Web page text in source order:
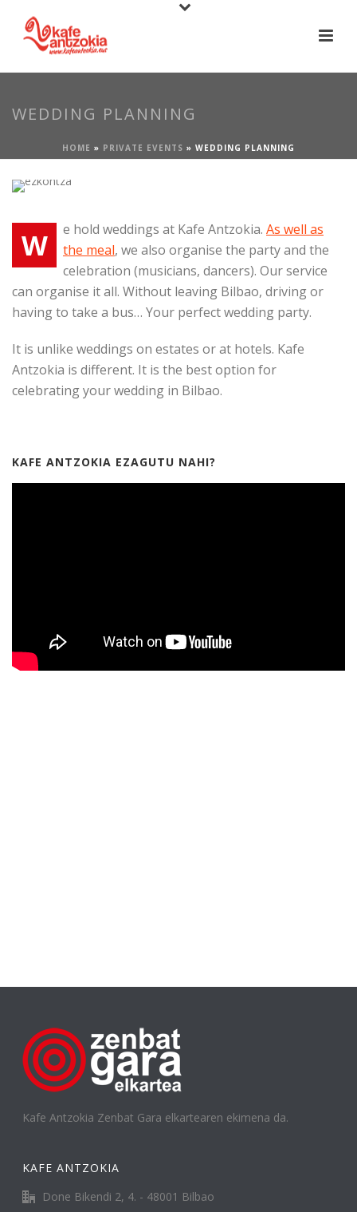
WEDDING PLANNING
HOME » PRIVATE EVENTS » WEDDING PLANNING
W e hold weddings at Kafe Antzokia. As well as
the meal, we also organise the party and the
celebration (musicians, dancers). Our service
can organise it all. Without leaving Bilbao, driving or
having to take a bus… Your perfect wedding party.
It is unlike weddings on estates or at hotels. Kafe
Antzokia is different. It is the best option for
celebrating your wedding in Bilbao.
KAFE ANTZOKIA EZAGUTU NAHI?
Kafe Antzokia Zenbat Gara elkartearen ekimena da.
KAFE ANTZOKIA
Done Bikendi 2, 4. - 48001 Bilbao